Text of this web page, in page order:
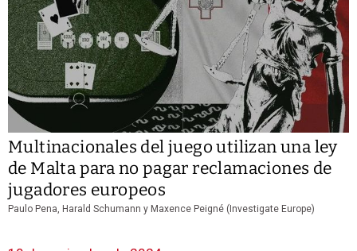
Multinacionales del juego utilizan una ley
de Malta para no pagar reclamaciones de
jugadores europeos
Paulo Pena, Harald Schumann y Maxence Peigné (Investigate Europe)